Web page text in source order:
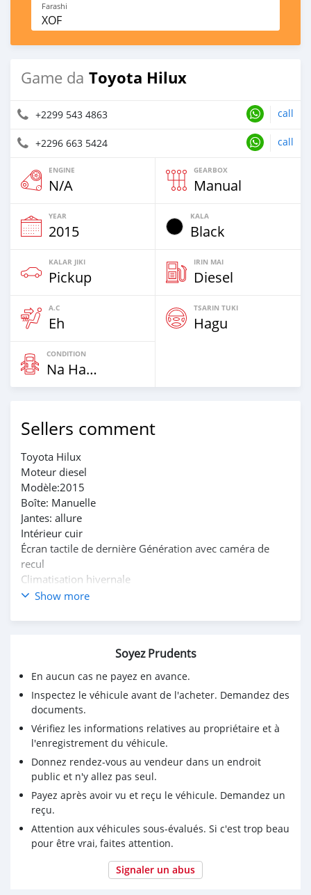
Farashi
XOF
Game da Toyota Hilux
+2299 543 4863 call
+2296 663 5424 call
ENGINE
N/A
GEARBOX
Manual
YEAR
2015
KALA
Black
KALAR JIKI
Pickup
IRIN MAI
Diesel
A.C
Eh
TSARIN TUKI
Hagu
CONDITION
Na Hannu
Sellers comment
Toyota Hilux
Moteur diesel
Modèle:2015
Boîte: Manuelle
Jantes: allure
Intérieur cuir
Écran tactile de dernière Génération avec caméra de
recul
Climatisation hivernale
Visite sur Cotonou sur RDV
Show more
Soyez Prudents
En aucun cas ne payez en avance.
Inspectez le véhicule avant de l'acheter. Demandez des
documents.
Vérifiez les informations relatives au propriétaire et à
l'enregistrement du véhicule.
Donnez rendez-vous au vendeur dans un endroit
public et n'y allez pas seul.
Payez après avoir vu et reçu le véhicule. Demandez un
reçu.
Attention aux véhicules sous-évalués. Si c'est trop beau
pour être vrai, faites attention.
Signaler un abus